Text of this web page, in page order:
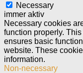
Necessary
immer aktiv
Necessary cookies
function properly.
ensures basic
website. These
information.
Non-necessary